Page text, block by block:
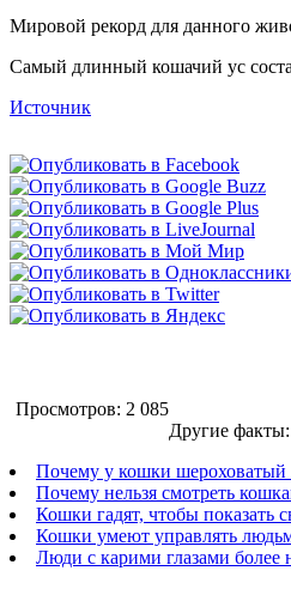
Мировой рекорд для данного
Самый длинный кошачий ус
Источник
Просмотров: 2 085
Другие факты:
Почему у кошки шероховатый
Почему нельзя смотреть
Кошки гадят, чтобы показать
Кошки умеют управлять
Люди с карими глазами более